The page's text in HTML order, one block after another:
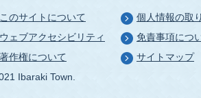
このサイトについて
個人情報の取
ウェブアクセシビリティ
免責事項につ
著作権について
サイトマップ
Ibaraki Town.